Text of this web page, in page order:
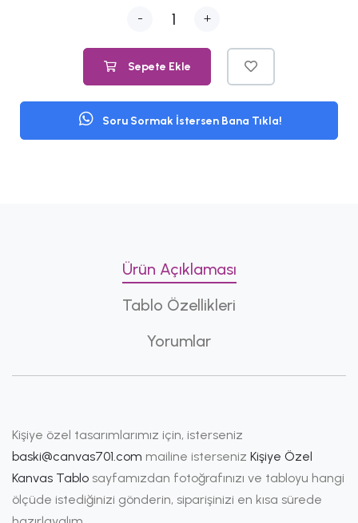
- +
Sepete Ekle
Soru Sormak İstersen Bana Tıkla!
Ürün Açıklaması
Tablo Özellikleri
Yorumlar
Kişiye özel tasarımlarımız için, isterseniz
baski@canvas701.com mailine isterseniz Kişiye Özel
Kanvas Tablo sayfamızdan fotoğrafınızı ve tabloyu hangi
ölçüde istediğinizi gönderin, siparişinizi en kısa sürede